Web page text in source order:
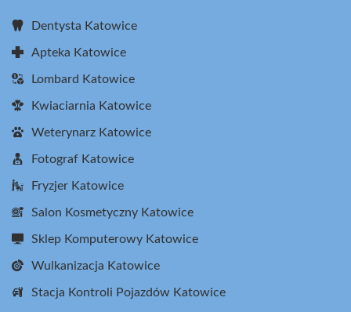
Dentysta Katowice
Apteka Katowice
Lombard Katowice
Kwiaciarnia Katowice
Weterynarz Katowice
Fotograf Katowice
Fryzjer Katowice
Salon Kosmetyczny Katowice
Sklep Komputerowy Katowice
Wulkanizacja Katowice
Stacja Kontroli Pojazdów Katowice